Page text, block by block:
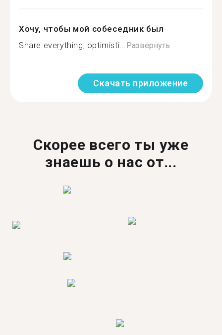
Хочу, чтобы мой собеседник был
Share everything, optimisti...Развернуть
Скачать приложение
Скорее всего ты уже
знаешь о нас от...